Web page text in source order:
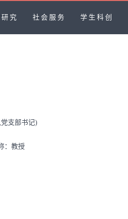
究 社会服务 学生科创
支部书记)
：教授